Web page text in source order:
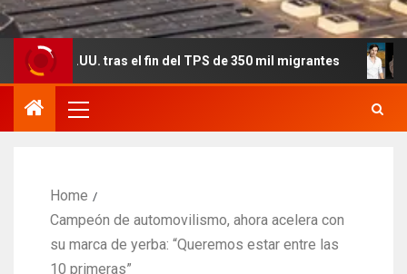
fin del TPS de 350 mil migrantes El romance
Home
Campeón de automovilismo, ahora acelera con
su marca de yerba: “Queremos estar entre las
10 primeras”